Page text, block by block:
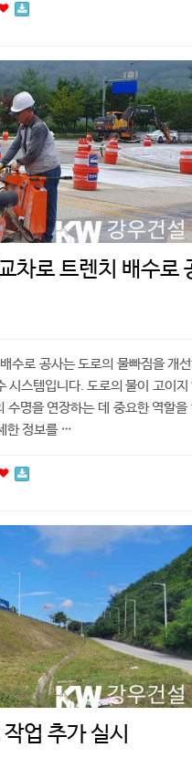
차로 트렌치 배수로
수로 공사는 도로의 물빠짐을 개
시스템입니다. 도로의 물이 고이지
수명을 연장하는 데 중요한 역할을
한 정보를 …
업 추가 실시